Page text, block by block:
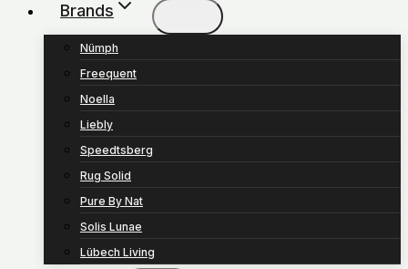
Brands
Nümph
Freequent
Noella
Liebly
Speedtsberg
Rug Solid
Pure By Nat
Solis Lunae
Lübech Living